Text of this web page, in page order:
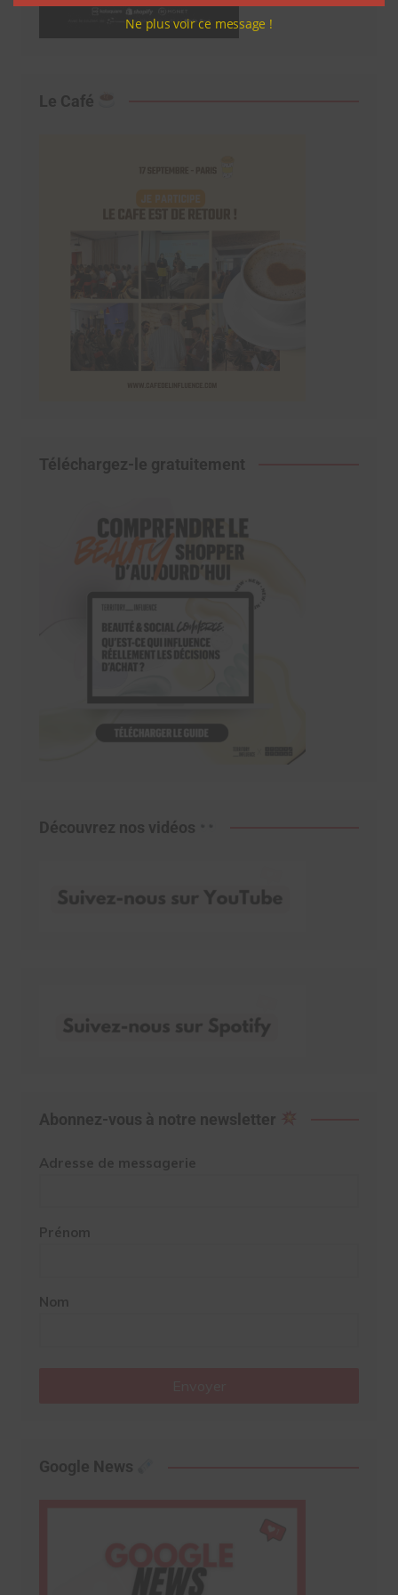
Le Café
Téléchargez-le gratuitement
Découvrez nos vidéos
Abonnez-vous à notre newsletter
Adresse de messagerie
Prénom
Nom
Google News
Ne plus voir ce message !